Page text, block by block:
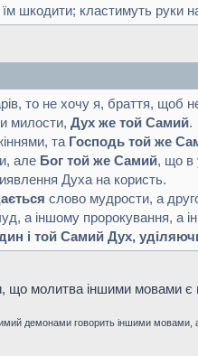
шкодити; кластимуть руки
то не хочу я, браття, щоб
милости, Дух же той Самий.
та Господь той же
але Бог той же Самий, що в
Духа на користь.
слово мудрости, а
а іншому пророкування, а
і той Самий Дух,
що молитва іншими мовами
демонами говорить іншими мовами,